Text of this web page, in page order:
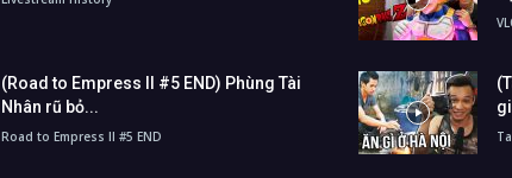
(Road to Empress II #5 END) Phùng Tài
Nhân rũ bỏ...
Road to Empress II #5 END